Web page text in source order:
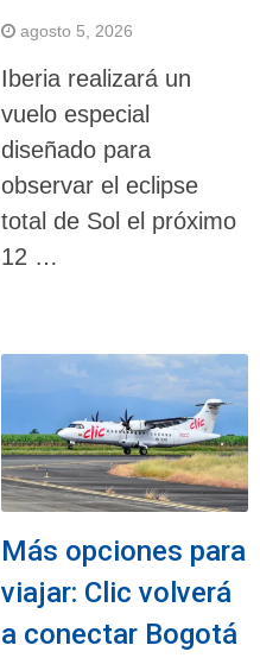
agosto 5, 2026
Iberia realizará un
vuelo especial
diseñado para
observar el eclipse
total de Sol el próximo
12 …
Más opciones para
viajar: Clic volverá
a conectar Bogotá